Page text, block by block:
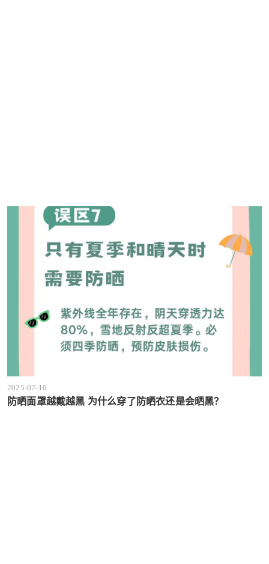
2025-07-10
防晒面罩越戴越黑 为什么穿了防晒衣还是会晒黑？